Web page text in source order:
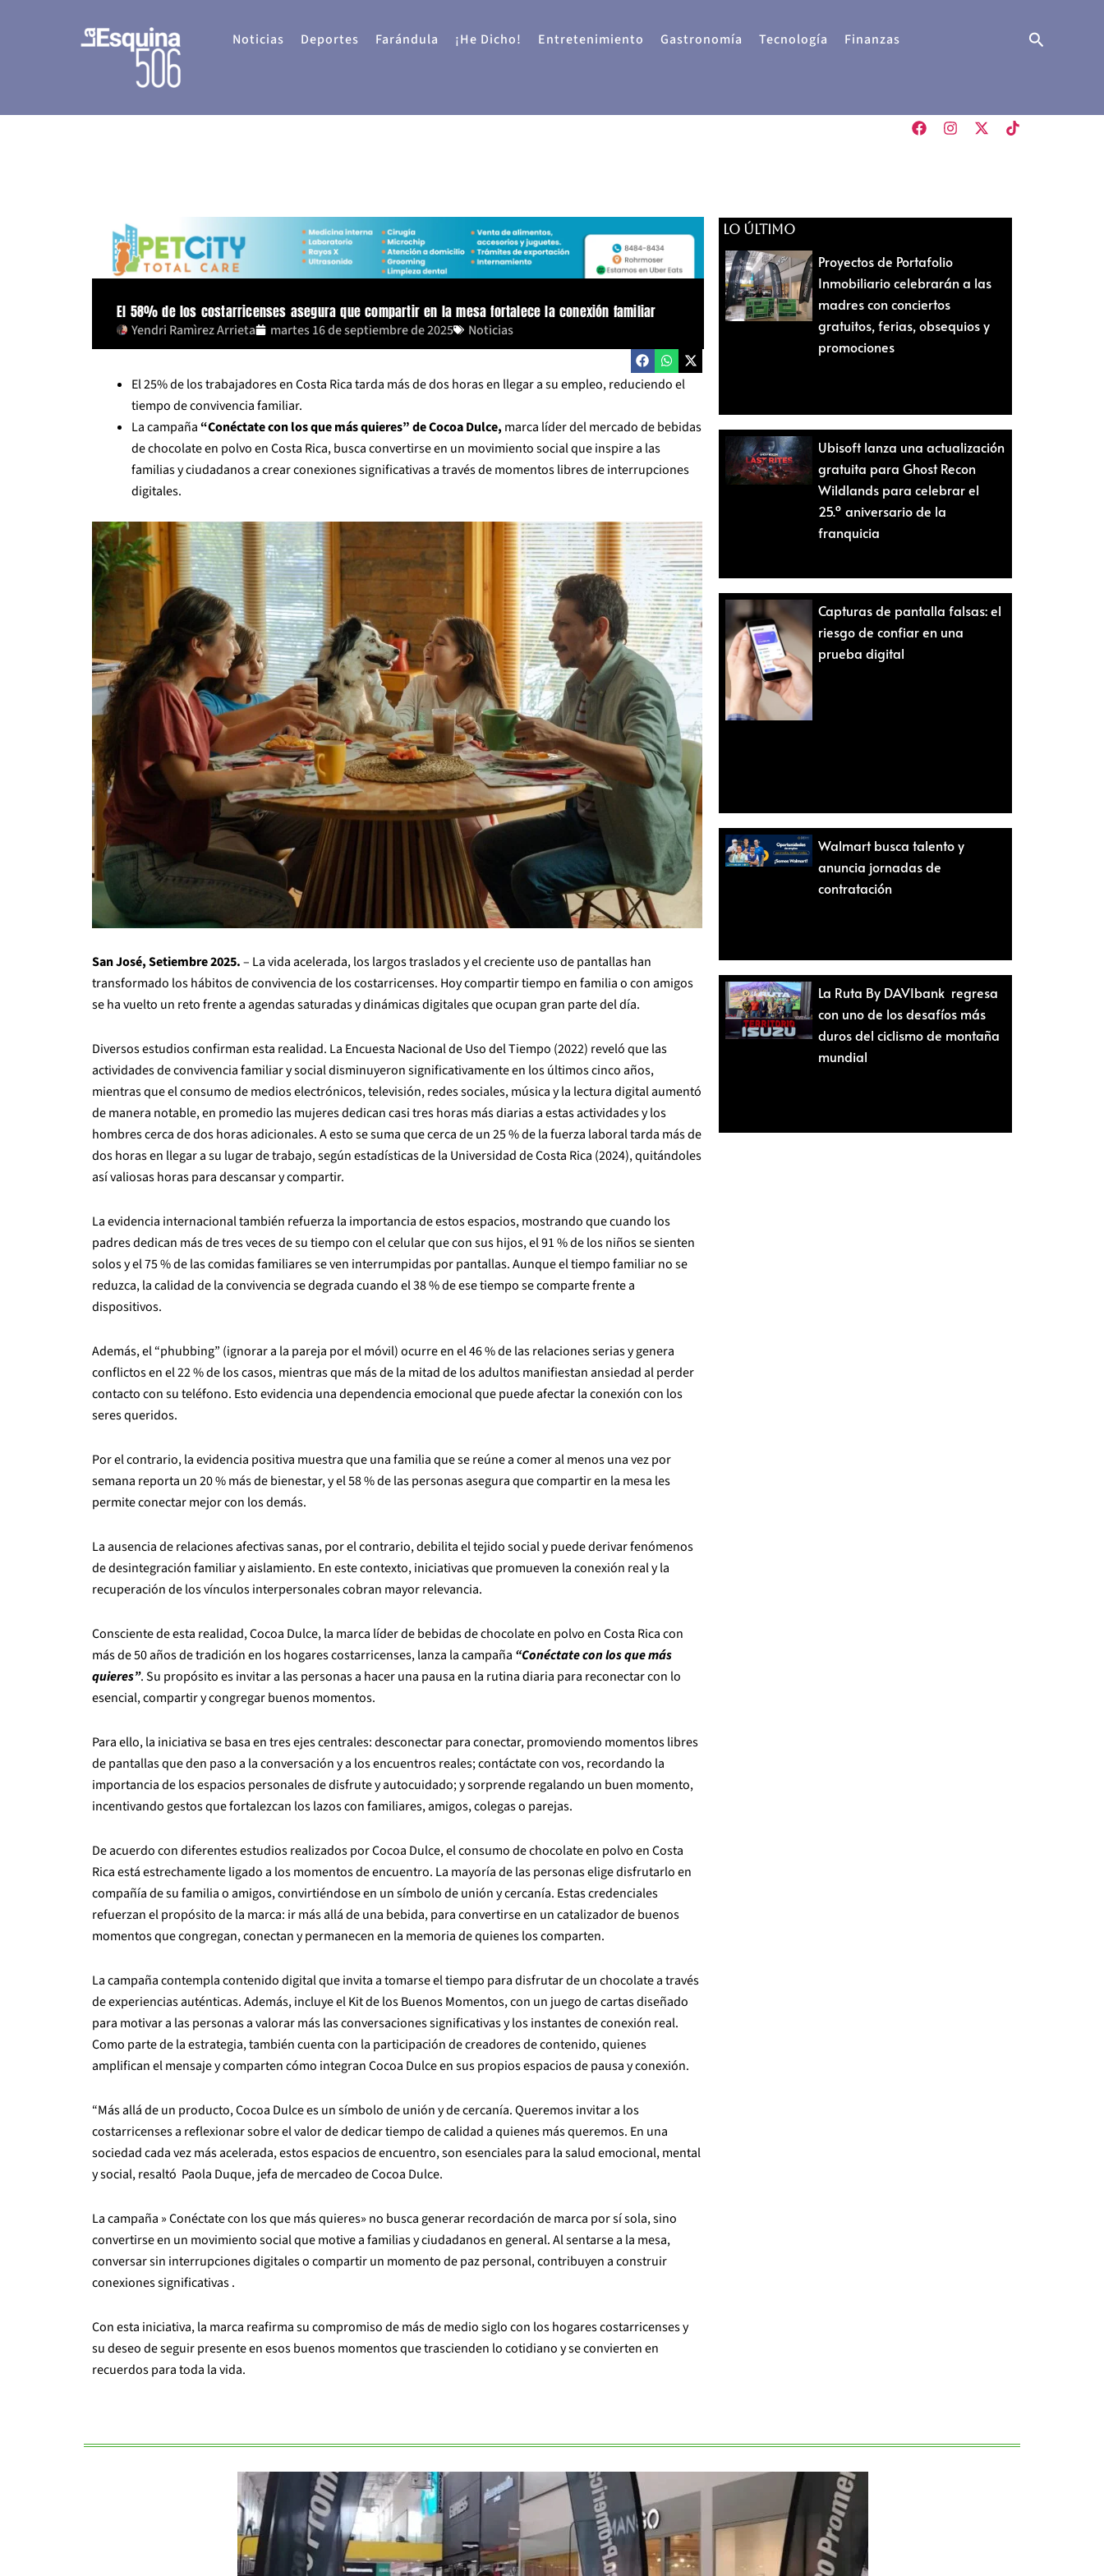
Noticias Deportes Farándula ¡He Dicho! Entretenimiento Gastronomía Tecnología Finanzas Buscar
El 58% de los costarricenses asegura que compartir en la mesa fortalece la conexión familiar
Yendri Ramìrez Arrieta martes 16 de septiembre de 2025 Noticias
El 25% de los trabajadores en Costa Rica tarda más de dos horas en llegar a su empleo, reduciendo el
tiempo de convivencia familiar.
La campaña “Conéctate con los que más quieres” de Cocoa Dulce, marca líder del mercado de bebidas
de chocolate en polvo en Costa Rica, busca convertirse en un movimiento social que inspire a las
familias y ciudadanos a crear conexiones significativas a través de momentos libres de interrupciones
digitales.
San José, Setiembre 2025.– La vida acelerada, los largos traslados y el creciente uso de pantallas han
transformado los hábitos de convivencia de los costarricenses. Hoy compartir tiempo en familia o con amigos
se ha vuelto un reto frente a agendas saturadas y dinámicas digitales que ocupan gran parte del día.
Diversos estudios confirman esta realidad. La Encuesta Nacional de Uso del Tiempo (2022) reveló que las
actividades de convivencia familiar y social disminuyeron significativamente en los últimos cinco años,
mientras que el consumo de medios electrónicos, televisión, redes sociales, música y la lectura digital aumentó
de manera notable, en promedio las mujeres dedican casi tres horas más diarias a estas actividades y los
hombres cerca de dos horas adicionales. A esto se suma que cerca de un 25 % de la fuerza laboral tarda más de
dos horas en llegar a su lugar de trabajo, según estadísticas de la Universidad de Costa Rica (2024), quitándoles
así valiosas horas para descansar y compartir.
La evidencia internacional también refuerza la importancia de estos espacios, mostrando que cuando los
padres dedican más de tres veces de su tiempo con el celular que con sus hijos, el 91 % de los niños se sienten
solos y el 75 % de las comidas familiares se ven interrumpidas por pantallas. Aunque el tiempo familiar no se
reduzca, la calidad de la convivencia se degrada cuando el 38 % de ese tiempo se comparte frente a
dispositivos.
Además, el “phubbing” (ignorar a la pareja por el móvil) ocurre en el 46 % de las relaciones serias y genera
conflictos en el 22 % de los casos, mientras que más de la mitad de los adultos manifiestan ansiedad al perder
contacto con su teléfono. Esto evidencia una dependencia emocional que puede afectar la conexión con los
seres queridos.
Por el contrario, la evidencia positiva muestra que una familia que se reúne a comer al menos una vez por
semana reporta un 20 % más de bienestar, y el 58 % de las personas asegura que compartir en la mesa les
permite conectar mejor con los demás.
La ausencia de relaciones afectivas sanas, por el contrario, debilita el tejido social y puede derivar fenómenos
de desintegración familiar y aislamiento. En este contexto, iniciativas que promueven la conexión real y la
recuperación de los vínculos interpersonales cobran mayor relevancia.
Consciente de esta realidad, Cocoa Dulce, la marca líder de bebidas de chocolate en polvo en Costa Rica con
más de 50 años de tradición en los hogares costarricenses, lanza la campaña “Conéctate con los que más
quieres”. Su propósito es invitar a las personas a hacer una pausa en la rutina diaria para reconectar con lo
esencial, compartir y congregar buenos momentos.
Para ello, la iniciativa se basa en tres ejes centrales: desconectar para conectar, promoviendo momentos libres
de pantallas que den paso a la conversación y a los encuentros reales; contáctate con vos, recordando la
importancia de los espacios personales de disfrute y autocuidado; y sorprende regalando un buen momento,
incentivando gestos que fortalezcan los lazos con familiares, amigos, colegas o parejas.
De acuerdo con diferentes estudios realizados por Cocoa Dulce, el consumo de chocolate en polvo en Costa
Rica está estrechamente ligado a los momentos de encuentro. La mayoría de las personas elige disfrutarlo en
compañía de su familia o amigos, convirtiéndose en un símbolo de unión y cercanía. Estas credenciales
refuerzan el propósito de la marca: ir más allá de una bebida, para convertirse en un catalizador de buenos
momentos que congregan, conectan y permanecen en la memoria de quienes los comparten.
La campaña contempla contenido digital que invita a tomarse el tiempo para disfrutar de un chocolate a través
de experiencias auténticas. Además, incluye el Kit de los Buenos Momentos, con un juego de cartas diseñado
para motivar a las personas a valorar más las conversaciones significativas y los instantes de conexión real.
Como parte de la estrategia, también cuenta con la participación de creadores de contenido, quienes
amplifican el mensaje y comparten cómo integran Cocoa Dulce en sus propios espacios de pausa y conexión.
“Más allá de un producto, Cocoa Dulce es un símbolo de unión y de cercanía. Queremos invitar a los
costarricenses a reflexionar sobre el valor de dedicar tiempo de calidad a quienes más queremos. En una
sociedad cada vez más acelerada, estos espacios de encuentro, son esenciales para la salud emocional, mental
y social, resaltó Paola Duque, jefa de mercadeo de Cocoa Dulce.
La campaña » Conéctate con los que más quieres» no busca generar recordación de marca por sí sola, sino
convertirse en un movimiento social que motive a familias y ciudadanos en general. Al sentarse a la mesa,
conversar sin interrupciones digitales o compartir un momento de paz personal, contribuyen a construir
conexiones significativas .
Con esta iniciativa, la marca reafirma su compromiso de más de medio siglo con los hogares costarricenses y
su deseo de seguir presente en esos buenos momentos que trascienden lo cotidiano y se convierten en
recuerdos para toda la vida.
LO ÚLTIMO
Proyectos de Portafolio
Inmobiliario celebrarán a las
madres con conciertos
gratuitos, ferias, obsequios y
promociones
Ubisoft lanza una actualización
gratuita para Ghost Recon
Wildlands para celebrar el
25.º aniversario de la
franquicia
Capturas de pantalla falsas: el
riesgo de confiar en una
prueba digital
Walmart busca talento y
anuncia jornadas de
contratación
La Ruta By DAVIbank regresa
con uno de los desafíos más
duros del ciclismo de montaña
mundial